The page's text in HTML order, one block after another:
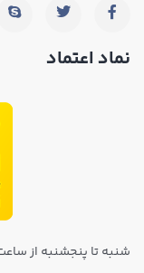
نماد اعتماد
شنبه تا پنجشنبه از ساعت ۹ الی